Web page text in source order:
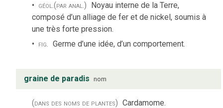
géol.(par anal.) Noyau interne de la Terre,
composé d’un alliage de fer et de nickel, soumis à
une très forte pression.
fig. Germe d’une idée, d’un comportement.
graine de paradis nom
(dans des noms de plantes) Cardamome.